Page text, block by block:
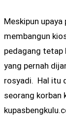
Meskipun
membangun
pedagang tetap
yang pernah
rosyadi. Hal itu
seorang korban